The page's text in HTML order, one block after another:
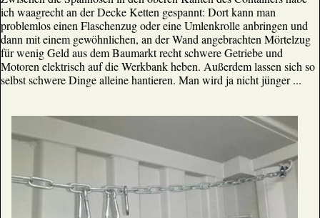
ich waagrecht an der Decke Ketten gespannt: Dort kann man
problemlos einen Flaschenzug oder eine Umlenkrolle anbringen und
dann mit einem gewöhnlichen, an der Wand angebrachten Mörtelzug
für wenig Geld aus dem Baumarkt recht schwere Getriebe und
Motoren elektrisch auf die Werkbank heben. Außerdem lassen sich so
selbst schwere Dinge alleine hantieren. Man wird ja nicht jünger ...